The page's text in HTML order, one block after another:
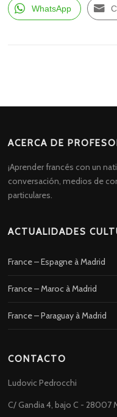
WhatsApp
ACERCA DE
¡Aprender francés con un
conversación, medios de
particulares.
ACTUALIDADES
France – Espagne à Madrid
France – Maroc à Madrid
France – Paraguay à Madrid
CONTACTO
Ludovic Pedrocchi
C/ Gandia 4, bajo C - 28007